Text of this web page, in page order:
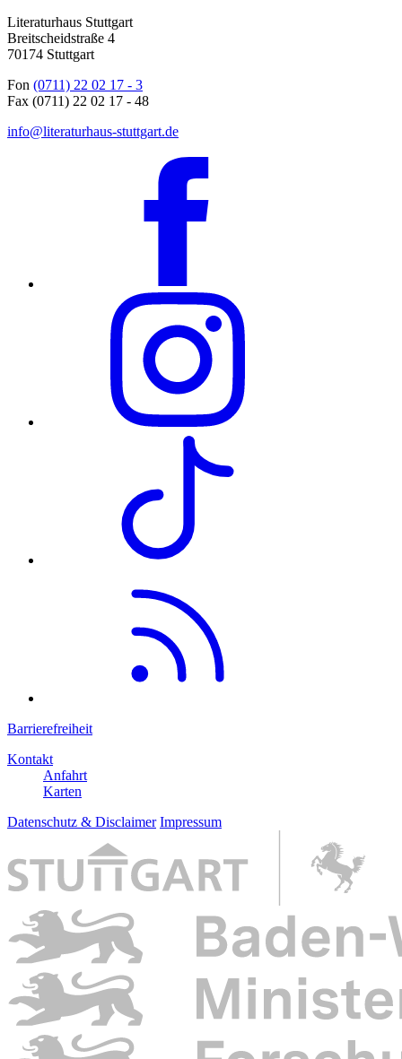
Literaturhaus Stuttgart
Breitscheidstraße 4
70174 Stuttgart
Fon (0711) 22 02 17 - 3
Fax (0711) 22 02 17 - 48
info@literaturhaus-stuttgart.de
Barrierefreiheit
Kontakt
Anfahrt
Karten
Datenschutz & Disclaimer Impressum